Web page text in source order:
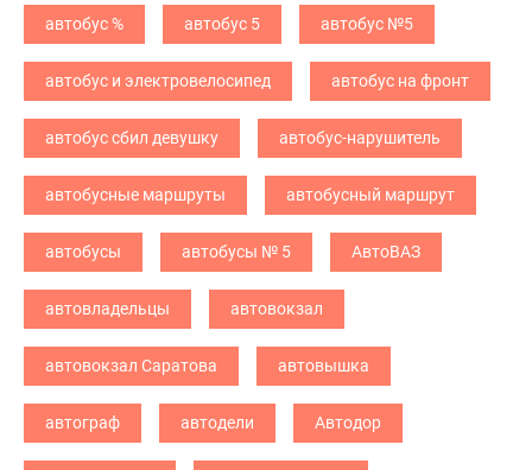
автобус % автобус 5 автобус №5
автобус и электровелосипед автобус на фронт
автобус сбил девушку автобус-нарушитель
автобусные маршруты автобусный маршрут
автобусы автобусы № 5 АвтоВАЗ
автовладельцы автовокзал
автовокзал Саратова автовышка
автограф автодели Автодор